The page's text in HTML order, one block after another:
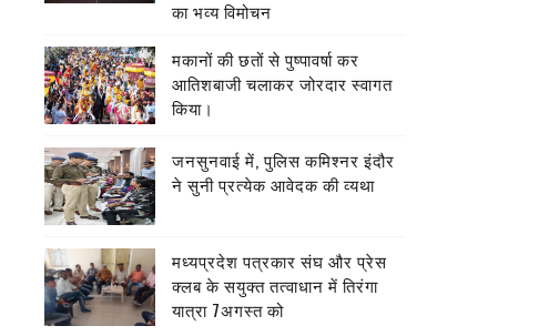
का भव्य विमोचन
मकानों की छतों से पुष्पावर्षा कर
आतिशबाजी चलाकर जोरदार स्वागत
किया।
जनसुनवाई में, पुलिस कमिश्नर इंदौर
ने सुनी प्रत्येक आवेदक की व्यथा
मध्यप्रदेश पत्रकार संघ और प्रेस
क्लब के सयुक्त तत्वाधान में तिरंगा
यात्रा 7अगस्त को